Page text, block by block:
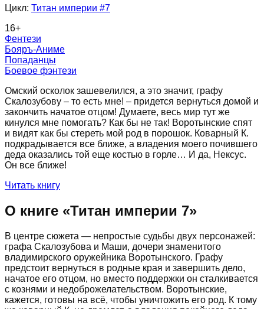
Цикл: Титан империи #7
16+
Фентези
Бояръ-Аниме
Попаданцы
Боевое фэнтези
Омский осколок зашевелился, а это значит, графу
Скалозубову – то есть мне! – придется вернуться домой и
закончить начатое отцом! Думаете, весь мир тут же
кинулся мне помогать? Как бы не так! Воротынские спят
и видят как бы стереть мой род в порошок. Коварный К.
подкрадывается все ближе, а владения моего почившего
деда оказались той еще костью в горле… И да, Нексус.
Он все ближе!
Читать книгу
О книге «Титан империи 7»
В центре сюжета — непростые судьбы двух персонажей:
графа Скалозубова и Маши, дочери знаменитого
владимирского оружейника Воротынского. Графу
предстоит вернуться в родные края и завершить дело,
начатое его отцом, но вместо поддержки он сталкивается
с кознями и недоброжелательством. Воротынские,
кажется, готовы на всё, чтобы уничтожить его род. К тому